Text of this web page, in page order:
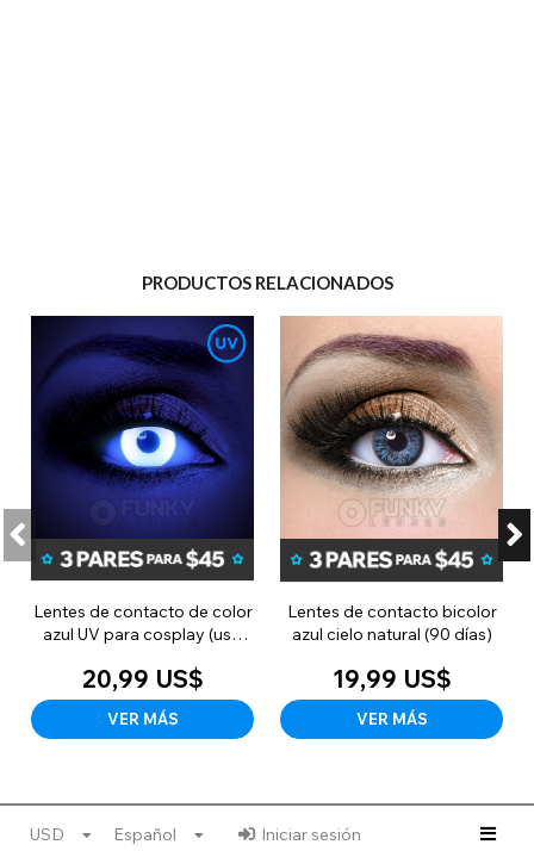
PRODUCTOS RELACIONADOS
Lentes de contacto de color
azul UV para cosplay (uso
20,99 US$
VER MÁS
Lentes de contacto bicolor
azul cielo natural (90 días)
19,99 US$
VER MÁS
USD Español Iniciar sesión